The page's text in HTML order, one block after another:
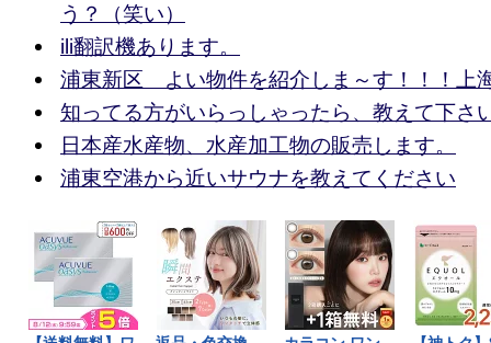
う？（笑い）
ili翻訳機あります。
浦東新区 よい物件を紹介しま～す！！！上
知ってる方がいらっしゃったら、教えて下さ
日本産水産物、水産加工物の販売します。
浦東空港から近いサウナを教えてください